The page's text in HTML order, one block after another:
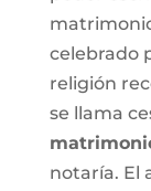
celebrado
religión
se llama
notaría. El